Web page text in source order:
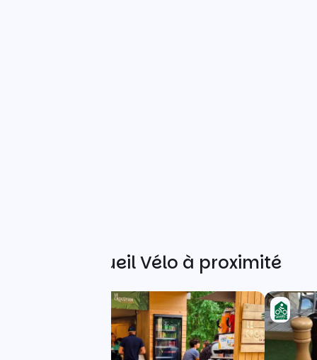
Autres Accueil Vélo à proximité